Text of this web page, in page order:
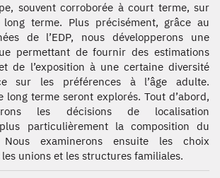
souvent corroborée à court terme, sur
terme. Plus précisément, grâce au
de l’EDP, nous développerons une
permettant de fournir des estimations
de l’exposition à une certaine diversité
sur les préférences à l’âge adulte.
long terme seront explorés. Tout d’abord,
les décisions de localisation
particulièrement la composition du
examinerons ensuite les choix
unions et les structures familiales.